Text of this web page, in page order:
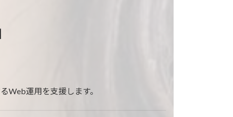
Web運用を支援します。